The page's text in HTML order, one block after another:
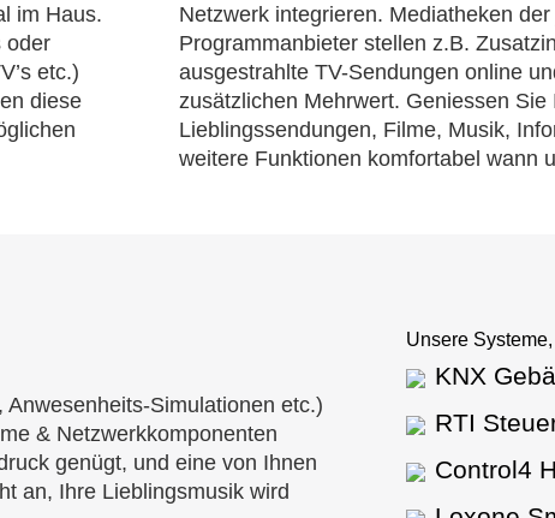
im Haus.
oder
etc.)
diese
Netzwerk integrieren. Mediatheken
Programmanbieter stellen z.B.
ausgestrahlte TV-Sendungen online
zusätzlichen Mehrwert. Geniessen Sie
Lieblingssendungen, Filme, Musik,
weitere Funktionen komfortabel wann
Simulationen etc.)
& Netzwerkkomponenten
genügt, und eine von Ihnen
an, Ihre Lieblingsmusik wird
Unsere Systeme,
KNX
RTI
Control4